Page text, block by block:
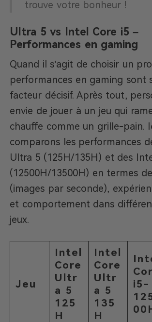
trouve votre bonheur !
Ultra 5 vs Intel Core i5 –
Performances en gaming
Quand il s’agit de choisir un
performances en gaming sont
facteur décisif. Après tout,
envie de jouer à un jeu qui
chauffe comme un grille-pain.
comparons les performances
Ultra 5 (125H/135H) et des
(12500H/13500H) en termes
(images par seconde),
et comportement dans
jeux.
Jeu
Intel
Core
Ultr
a 5
125
H
Intel
Core
Ultr
a 5
135
H
i5-